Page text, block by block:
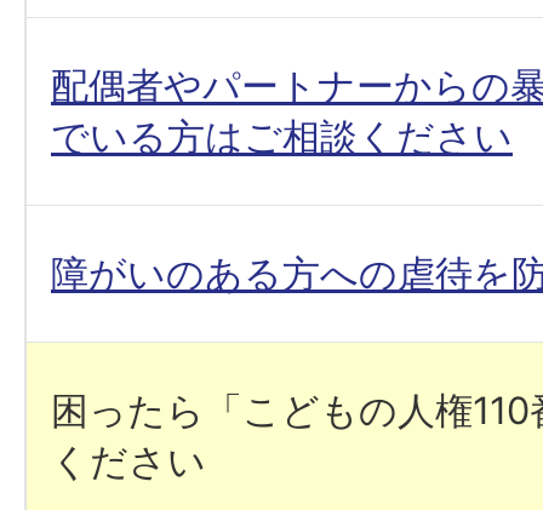
配偶者やパートナーからの
でいる方はご相談ください
障がいのある方への虐待を
困ったら「こどもの人権
ください